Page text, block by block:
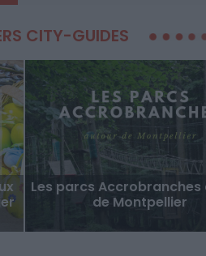
CITY-GUIDES
Les parcs
de Montpellier